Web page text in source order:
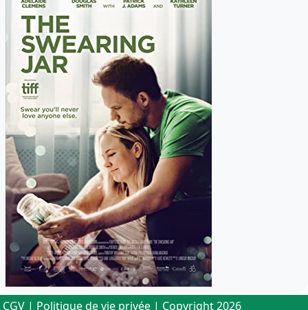
CGV | Politique de vie privée | Copyright 2026